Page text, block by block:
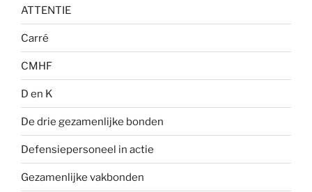
ATTENTIE
Carré
CMHF
D en K
De drie gezamenlijke bonden
Defensiepersoneel in actie
Gezamenlijke vakbonden